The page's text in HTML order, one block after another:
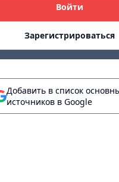
Войти
Зарегистрироваться
Добавить в список
источников в Google